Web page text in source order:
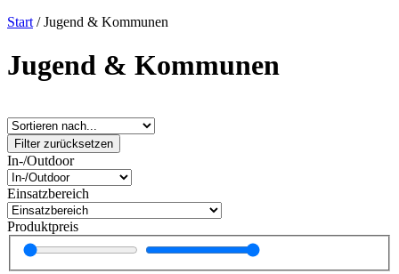
Start / Jugend & Kommunen
Jugend & Kommunen
Filter zurücksetzen
In-/Outdoor
Einsatzbereich
Produktpreis